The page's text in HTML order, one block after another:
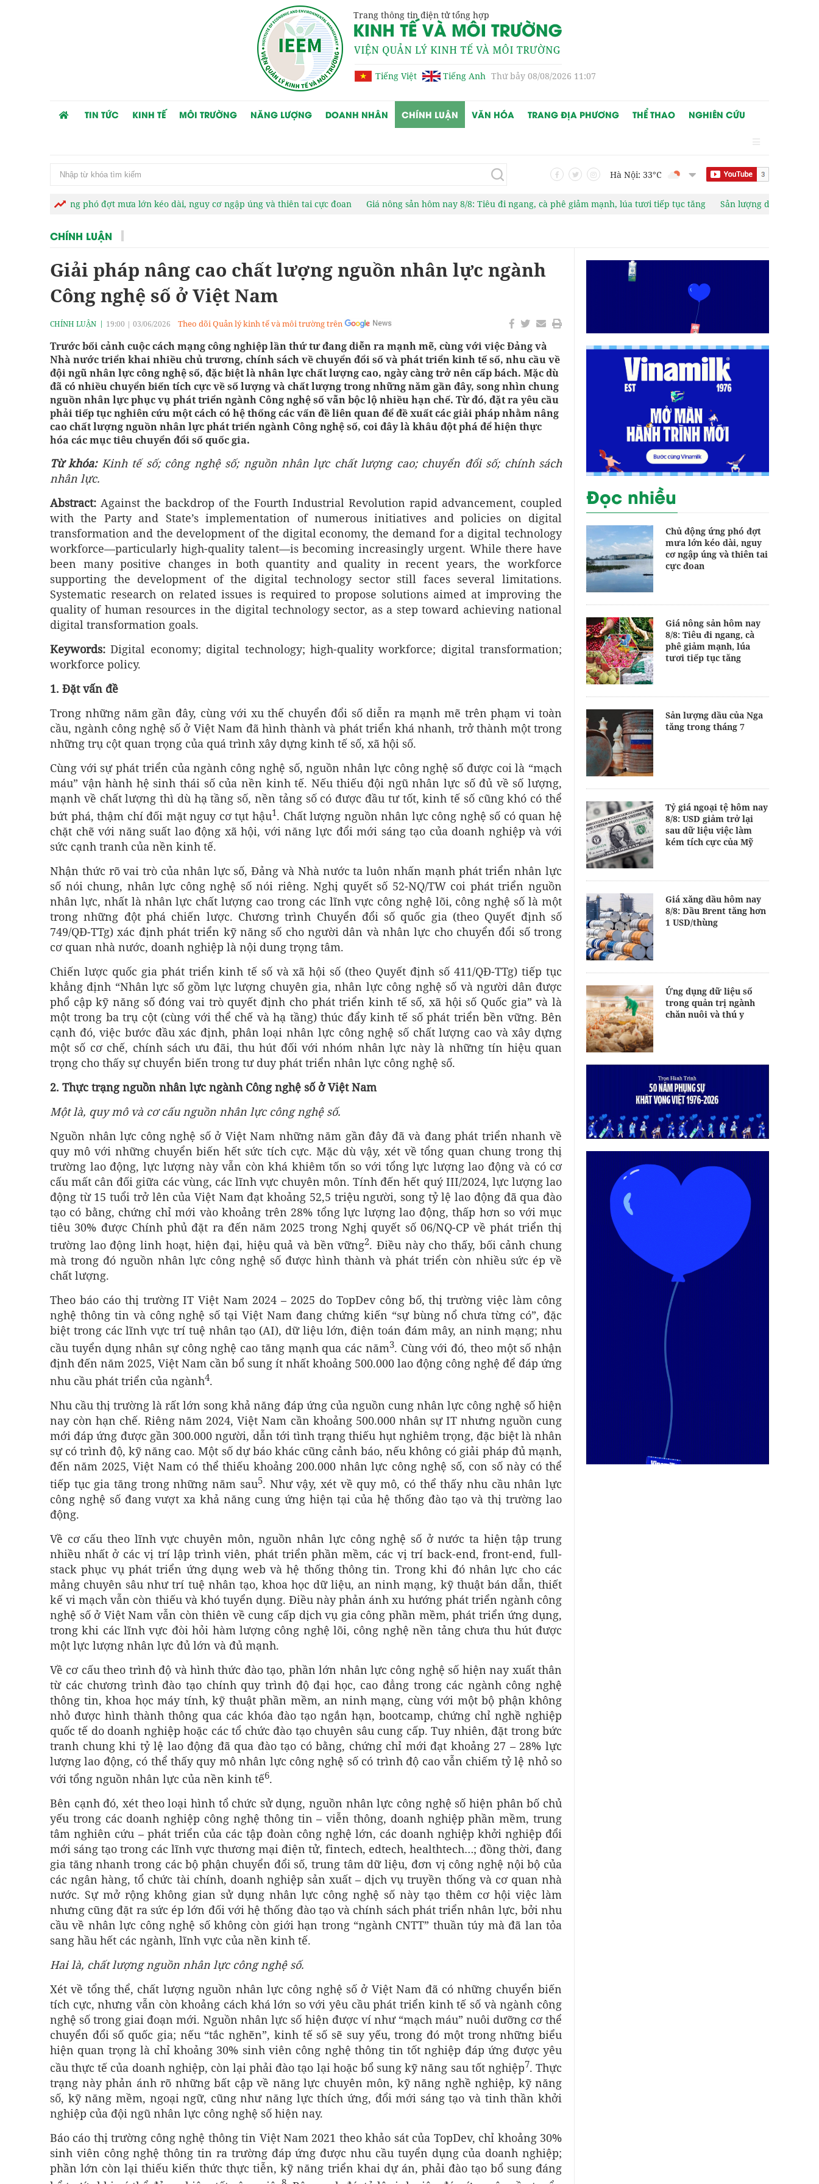
Trang thông tin điện tử tổng hợp
Tiếng Việt Tiếng Anh Thứ bảy 08/08/2026 11:07
TIN TỨC KINH TẾ MÔI TRƯỜNG NĂNG LƯỢNG DOANH NHÂN CHÍNH LUẬN VĂN HÓA TRANG ĐỊA PHƯƠNG THỂ THAO NGHIÊN CỨU
Hà Nội: 33°C
ứng phó đợt mưa lớn kéo dài, nguy cơ ngập úng và thiên tai cực đoan Giá nông sản hôm nay 8/8: Tiêu đi ngang, cà phê giảm mạnh, lúa tươi tiếp tục tăng Sản lượng dầu của Nga tăng trong
CHÍNH LUẬN
Giải pháp nâng cao chất lượng nguồn nhân lực ngành
Công nghệ số ở Việt Nam
CHÍNH LUẬN 19:00 | 03/06/2026 Theo dõi Quản lý kinh tế và môi trường trên
Trước bối cảnh cuộc cách mạng công nghiệp lần thứ tư đang diễn ra mạnh mẽ, cùng với việc Đảng và
Nhà nước triển khai nhiều chủ trương, chính sách về chuyển đổi số và phát triển kinh tế số, nhu cầu về
đội ngũ nhân lực công nghệ số, đặc biệt là nhân lực chất lượng cao, ngày càng trở nên cấp bách. Mặc dù
đã có nhiều chuyển biến tích cực về số lượng và chất lượng trong những năm gần đây, song nhìn chung
nguồn nhân lực phục vụ phát triển ngành Công nghệ số vẫn bộc lộ nhiều hạn chế. Từ đó, đặt ra yêu cầu
phải tiếp tục nghiên cứu một cách có hệ thống các vấn đề liên quan để đề xuất các giải pháp nhằm nâng
cao chất lượng nguồn nhân lực phát triển ngành Công nghệ số, coi đây là khâu đột phá để hiện thực
hóa các mục tiêu chuyển đổi số quốc gia.
Từ khóa:Kinh tế số; công nghệ số; nguồn nhân lực chất lượng cao; chuyển đổi số; chính sách
nhân lực.
Abstract: Against the backdrop of the Fourth Industrial Revolution rapid advancement, coupled
with the Party and State’s implementation of numerous initiatives and policies on digital
transformation and the development of the digital economy, the demand for a digital technology
workforce—particularly high-quality talent—is becoming increasingly urgent. While there have
been many positive changes in both quantity and quality in recent years, the workforce
supporting the development of the digital technology sector still faces several limitations.
Systematic research on related issues is required to propose solutions aimed at improving the
quality of human resources in the digital technology sector, as a step toward achieving national
digital transformation goals.
Keywords: Digital economy; digital technology; high-quality workforce; digital transformation;
workforce policy.
1. Đặt vấn đề
Trong những năm gần đây, cùng với xu thế chuyển đổi số diễn ra mạnh mẽ trên phạm vi toàn
cầu, ngành công nghệ số ở Việt Nam đã hình thành và phát triển khá nhanh, trở thành một trong
những trụ cột quan trọng của quá trình xây dựng kinh tế số, xã hội số.
Cùng với sự phát triển của ngành công nghệ số, nguồn nhân lực công nghệ số được coi là “mạch
máu” vận hành hệ sinh thái số của nền kinh tế. Nếu thiếu đội ngũ nhân lực số đủ về số lượng,
mạnh về chất lượng thì dù hạ tầng số, nền tảng số có được đầu tư tốt, kinh tế số cũng khó có thể
bứt phá, thậm chí đối mặt nguy cơ tụt hậu1. Chất lượng nguồn nhân lực công nghệ số có quan hệ
chặt chẽ với năng suất lao động xã hội, với năng lực đổi mới sáng tạo của doanh nghiệp và với
sức cạnh tranh của nền kinh tế.
Nhận thức rõ vai trò của nhân lực số, Đảng và Nhà nước ta luôn nhấn mạnh phát triển nhân lực
số nói chung, nhân lực công nghệ số nói riêng. Nghị quyết số 52-NQ/TW coi phát triển nguồn
nhân lực, nhất là nhân lực chất lượng cao trong các lĩnh vực công nghệ lõi, công nghệ số là một
trong những đột phá chiến lược. Chương trình Chuyển đổi số quốc gia (theo Quyết định số
749/QĐ-TTg) xác định phát triển kỹ năng số cho người dân và nhân lực cho chuyển đổi số trong
cơ quan nhà nước, doanh nghiệp là nội dung trọng tâm.
Chiến lược quốc gia phát triển kinh tế số và xã hội số (theo Quyết định số 411/QĐ-TTg) tiếp tục
khẳng định “Nhân lực số gồm lực lượng chuyên gia, nhân lực công nghệ số và người dân được
phổ cập kỹ năng số đóng vai trò quyết định cho phát triển kinh tế số, xã hội số Quốc gia” và là
một trong ba trụ cột (cùng với thể chế và hạ tầng) thúc đẩy kinh tế số phát triển bền vững. Bên
cạnh đó, việc bước đầu xác định, phân loại nhân lực công nghệ số chất lượng cao và xây dựng
một số cơ chế, chính sách ưu đãi, thu hút đối với nhóm nhân lực này là những tín hiệu quan
trọng cho thấy sự chuyển biến trong tư duy phát triển nhân lực công nghệ số.
2. Thực trạng nguồn nhân lực ngành Công nghệ số ở Việt Nam
Một là, quy mô và cơ cấu nguồn nhân lực công nghệ số.
Nguồn nhân lực công nghệ số ở Việt Nam những năm gần đây đã và đang phát triển nhanh về
quy mô với những chuyển biến hết sức tích cực. Mặc dù vậy, xét về tổng quan chung trong thị
trường lao động, lực lượng này vẫn còn khá khiêm tốn so với tổng lực lượng lao động và có cơ
cấu mất cân đối giữa các vùng, các lĩnh vực chuyên môn. Tính đến hết quý III/2024, lực lượng lao
động từ 15 tuổi trở lên của Việt Nam đạt khoảng 52,5 triệu người, song tỷ lệ lao động đã qua đào
tạo có bằng, chứng chỉ mới vào khoảng trên 28% tổng lực lượng lao động, thấp hơn so với mục
tiêu 30% được Chính phủ đặt ra đến năm 2025 trong Nghị quyết số 06/NQ-CP về phát triển thị
trường lao động linh hoạt, hiện đại, hiệu quả và bền vững2. Điều này cho thấy, bối cảnh chung
mà trong đó nguồn nhân lực công nghệ số được hình thành và phát triển còn nhiều sức ép về
chất lượng.
Theo báo cáo thị trường IT Việt Nam 2024 – 2025 do TopDev công bố, thị trường việc làm công
nghệ thông tin và công nghệ số tại Việt Nam đang chứng kiến “sự bùng nổ chưa từng có”, đặc
biệt trong các lĩnh vực trí tuệ nhân tạo (AI), dữ liệu lớn, điện toán đám mây, an ninh mạng; nhu
cầu tuyển dụng nhân sự công nghệ cao tăng mạnh qua các năm3. Cùng với đó, theo một số nhận
định đến năm 2025, Việt Nam cần bổ sung ít nhất khoảng 500.000 lao động công nghệ để đáp ứng
nhu cầu phát triển của ngành4.
Nhu cầu thị trường là rất lớn song khả năng đáp ứng của nguồn cung nhân lực công nghệ số hiện
nay còn hạn chế. Riêng năm 2024, Việt Nam cần khoảng 500.000 nhân sự IT nhưng nguồn cung
mới đáp ứng được gần 300.000 người, dẫn tới tình trạng thiếu hụt nghiêm trọng, đặc biệt là nhân
sự có trình độ, kỹ năng cao. Một số dự báo khác cũng cảnh báo, nếu không có giải pháp đủ mạnh,
đến năm 2025, Việt Nam có thể thiếu khoảng 200.000 nhân lực công nghệ số, con số này có thể
tiếp tục gia tăng trong những năm sau5. Như vậy, xét về quy mô, có thể thấy nhu cầu nhân lực
công nghệ số đang vượt xa khả năng cung ứng hiện tại của hệ thống đào tạo và thị trường lao
động.
Về cơ cấu theo lĩnh vực chuyên môn, nguồn nhân lực công nghệ số ở nước ta hiện tập trung
nhiều nhất ở các vị trí lập trình viên, phát triển phần mềm, các vị trí back-end, front-end, full-
stack phục vụ phát triển ứng dụng web và hệ thống thông tin. Trong khi đó nhân lực cho các
mảng chuyên sâu như trí tuệ nhân tạo, khoa học dữ liệu, an ninh mạng, kỹ thuật bán dẫn, thiết
kế vi mạch vẫn còn thiếu và khó tuyển dụng. Điều này phản ánh xu hướng phát triển ngành công
nghệ số ở Việt Nam vẫn còn thiên về cung cấp dịch vụ gia công phần mềm, phát triển ứng dụng,
trong khi các lĩnh vực đòi hỏi hàm lượng công nghệ lõi, công nghệ nền tảng chưa thu hút được
một lực lượng nhân lực đủ lớn và đủ mạnh.
Về cơ cấu theo trình độ và hình thức đào tạo, phần lớn nhân lực công nghệ số hiện nay xuất thân
từ các chương trình đào tạo chính quy trình độ đại học, cao đẳng trong các ngành công nghệ
thông tin, khoa học máy tính, kỹ thuật phần mềm, an ninh mạng, cùng với một bộ phận không
nhỏ được hình thành thông qua các khóa đào tạo ngắn hạn, bootcamp, chứng chỉ nghề nghiệp
quốc tế do doanh nghiệp hoặc các tổ chức đào tạo chuyên sâu cung cấp. Tuy nhiên, đặt trong bức
tranh chung khi tỷ lệ lao động đã qua đào tạo có bằng, chứng chỉ mới đạt khoảng 27 – 28% lực
lượng lao động, có thể thấy quy mô nhân lực công nghệ số có trình độ cao vẫn chiếm tỷ lệ nhỏ so
với tổng nguồn nhân lực của nền kinh tế6.
Bên cạnh đó, xét theo loại hình tổ chức sử dụng, nguồn nhân lực công nghệ số hiện phân bố chủ
yếu trong các doanh nghiệp công nghệ thông tin – viễn thông, doanh nghiệp phần mềm, trung
tâm nghiên cứu – phát triển của các tập đoàn công nghệ lớn, các doanh nghiệp khởi nghiệp đổi
mới sáng tạo trong các lĩnh vực thương mại điện tử, fintech, edtech, healthtech…; đồng thời, đang
gia tăng nhanh trong các bộ phận chuyển đổi số, trung tâm dữ liệu, đơn vị công nghệ nội bộ của
các ngân hàng, tổ chức tài chính, doanh nghiệp sản xuất – dịch vụ truyền thống và cơ quan nhà
nước. Sự mở rộng không gian sử dụng nhân lực công nghệ số này tạo thêm cơ hội việc làm
nhưng cũng đặt ra sức ép lớn đối với hệ thống đào tạo và chính sách phát triển nhân lực, bởi nhu
cầu về nhân lực công nghệ số không còn giới hạn trong “ngành CNTT” thuần túy mà đã lan tỏa
sang hầu hết các ngành, lĩnh vực của nền kinh tế.
Hai là, chất lượng nguồn nhân lực công nghệ số.
Xét về tổng thể, chất lượng nguồn nhân lực công nghệ số ở Việt Nam đã có những chuyển biến
tích cực, nhưng vẫn còn khoảng cách khá lớn so với yêu cầu phát triển kinh tế số và ngành công
nghệ số trong giai đoạn mới. Nguồn nhân lực số hiện được ví như “mạch máu” nuôi dưỡng cơ thể
chuyển đổi số quốc gia; nếu “tắc nghẽn”, kinh tế số sẽ suy yếu, trong đó một trong những biểu
hiện quan trọng là chỉ khoảng 30% sinh viên công nghệ thông tin tốt nghiệp đáp ứng được yêu
cầu thực tế của doanh nghiệp, còn lại phải đào tạo lại hoặc bổ sung kỹ năng sau tốt nghiệp7. Thực
trạng này phản ánh rõ những bất cập về năng lực chuyên môn, kỹ năng nghề nghiệp, kỹ năng
số, kỹ năng mềm, ngoại ngữ, cũng như năng lực thích ứng, đổi mới sáng tạo và tinh thần khởi
nghiệp của đội ngũ nhân lực công nghệ số hiện nay.
Báo cáo thị trường công nghệ thông tin Việt Nam 2021 theo khảo sát của TopDev, chỉ khoảng 30%
sinh viên công nghệ thông tin ra trường đáp ứng được nhu cầu tuyển dụng của doanh nghiệp;
phần lớn còn lại thiếu kiến thức thực tiễn, kỹ năng triển khai dự án, phải đào tạo bổ sung đáng
Đọc nhiều
Chủ động ứng phó đợt
mưa lớn kéo dài, nguy
cơ ngập úng và thiên tai
cực đoan
Giá nông sản hôm nay
8/8: Tiêu đi ngang, cà
phê giảm mạnh, lúa
tươi tiếp tục tăng
Sản lượng dầu của Nga
tăng trong tháng 7
Tỷ giá ngoại tệ hôm nay
8/8: USD giảm trở lại
sau dữ liệu việc làm
kém tích cực của Mỹ
Giá xăng dầu hôm nay
8/8: Dầu Brent tăng hơn
1 USD/thùng
Ứng dụng dữ liệu số
trong quản trị ngành
chăn nuôi và thú y